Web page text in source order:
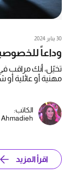
30 يناير 2024
وداعاً
تخيّل، أنك مراقب
مهنية أو عائلية
الكاتب:
اقرأ المزيد